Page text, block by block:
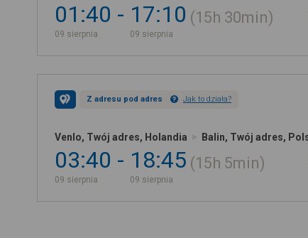
01:40
09 sierpnia
17:10
09 sierpnia
15h 30min
Z adresu pod adres Jak to działa?
Venlo, Twój adres, Holandia Balin, Twój adres,
03:40
09 sierpnia
18:45
09 sierpnia
15h 5min